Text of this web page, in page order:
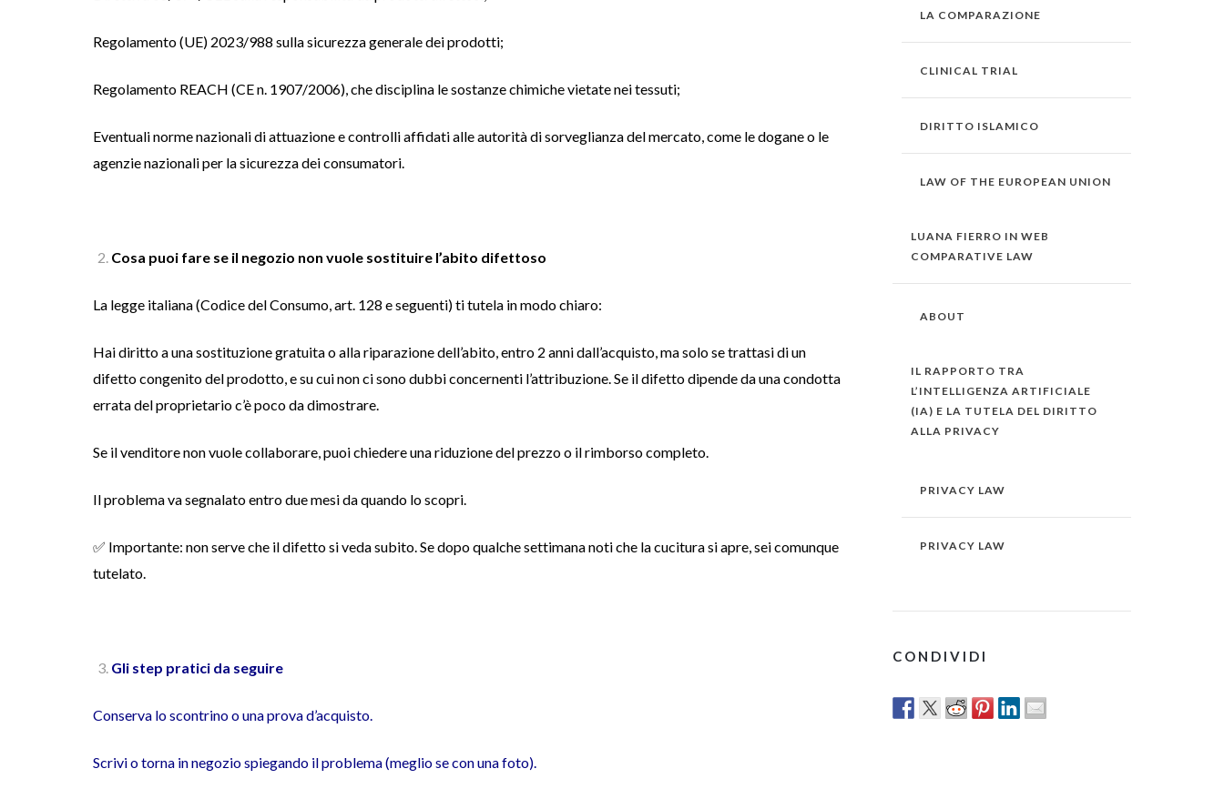
Regolamento (UE) 2023/988 sulla sicurezza generale dei prodotti;
Regolamento REACH (CE n. 1907/2006), che disciplina le sostanze chimiche vietate nei tessuti;
Eventuali norme nazionali di attuazione e controlli affidati alle autorità di sorveglianza del mercato, come le dogane o le
agenzie nazionali per la sicurezza dei consumatori.
Cosa puoi fare se il negozio non vuole sostituire l’abito difettoso
La legge italiana (Codice del Consumo, art. 128 e seguenti) ti tutela in modo chiaro:
Hai diritto a una sostituzione gratuita o alla riparazione dell’abito, entro 2 anni dall’acquisto, ma solo se trattasi di un
difetto congenito del prodotto, e su cui non ci sono dubbi concernenti l’attribuzione. Se il difetto dipende da una condotta
errata del proprietario c’è poco da dimostrare.
Se il venditore non vuole collaborare, puoi chiedere una riduzione del prezzo o il rimborso completo.
Il problema va segnalato entro due mesi da quando lo scopri.
✅ Importante: non serve che il difetto si veda subito. Se dopo qualche settimana noti che la cucitura si apre, sei comunque
tutelato.
Gli step pratici da seguire
Conserva lo scontrino o una prova d’acquisto.
Scrivi o torna in negozio spiegando il problema (meglio se con una foto).
LA COMPARAZIONE
CLINICAL TRIAL
DIRITTO ISLAMICO
LAW OF THE EUROPEAN UNION
LUANA FIERRO IN WEB
COMPARATIVE LAW
ABOUT
IL RAPPORTO TRA
L’INTELLIGENZA ARTIFICIALE
(IA) E LA TUTELA DEL DIRITTO
ALLA PRIVACY
PRIVACY LAW
PRIVACY LAW
CONDIVIDI